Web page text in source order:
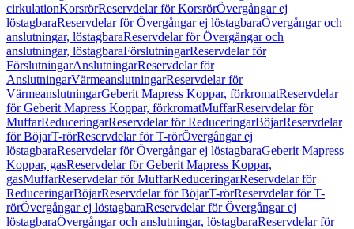
cirkulationKorsrörReservdelar för KorsrörÖvergångar ej
löstagbaraReservdelar för Övergångar ej löstagbaraÖvergångar och
anslutningar, löstagbaraReservdelar för Övergångar och
anslutningar, löstagbaraFörslutningarReservdelar för
FörslutningarAnslutningarReservdelar för
AnslutningarVärmeanslutningarReservdelar för
VärmeanslutningarGeberit Mapress Koppar, förkromatReservdelar
för Geberit Mapress Koppar, förkromatMuffarReservdelar för
MuffarReduceringarReservdelar för ReduceringarBöjarReservdelar
för BöjarT-rörReservdelar för T-rörÖvergångar ej
löstagbaraReservdelar för Övergångar ej löstagbaraGeberit Mapress
Koppar, gasReservdelar för Geberit Mapress Koppar,
gasMuffarReservdelar för MuffarReduceringarReservdelar för
ReduceringarBöjarReservdelar för BöjarT-rörReservdelar för T-
rörÖvergångar ej löstagbaraReservdelar för Övergångar ej
löstagbaraÖvergångar och anslutningar, löstagbaraReservdelar för